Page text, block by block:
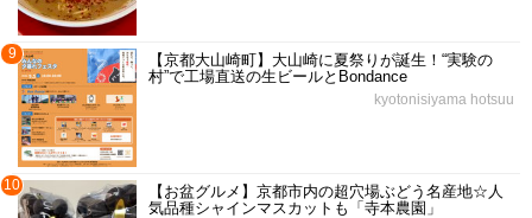
9
【京都大山崎町】大山崎に夏祭りが誕生！“実験の
村”で工場直送の生ビールとBondance
kyotonisiyama hotsuu
10
【お盆グルメ】京都市内の超穴場ぶどう名産地☆人
気品種シャインマスカットも「寺本農園」